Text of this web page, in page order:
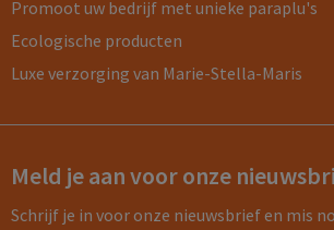
Promoot uw bedrijf met unieke paraplu's
Ecologische producten
Luxe verzorging van Marie-Stella-Maris
Meld je aan voor onze
Schrijf je in voor onze nieuwsbrief en mis